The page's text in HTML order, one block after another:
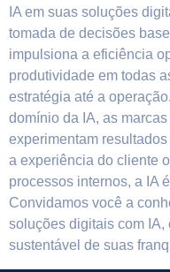
IA em suas soluções
tomada de decisões
impulsiona a eficiência
produtividade em todas
estratégia até a
domínio da IA, as
experimentam
a experiência do cliente
processos internos, a IA
Convidamos você a
soluções digitais com
sustentável de suas